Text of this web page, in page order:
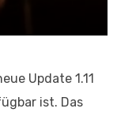
Update 1.11
ist. Das